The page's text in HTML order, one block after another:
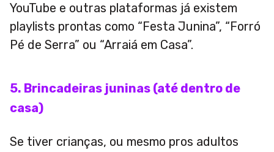
YouTube e outras plataformas já existem
playlists prontas como “Festa Junina”, “Forró
Pé de Serra” ou “Arraiá em Casa”.
5. Brincadeiras juninas (até dentro de
casa)
Se tiver crianças, ou mesmo pros adultos